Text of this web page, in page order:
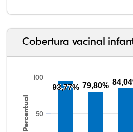
Cobertura vacinal
Percentual 50
100
93,77% 79,80%